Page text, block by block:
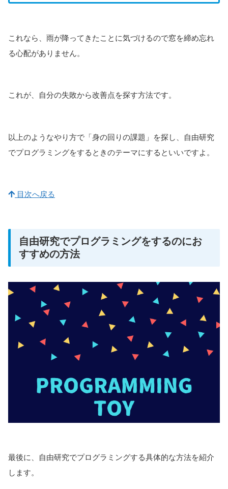
これなら、雨が降ってきたことに気づけるので窓を締め忘れ
る心配がありません。
これが、自分の失敗から改善点を探す方法です。
以上のようなやり方で「身の回りの課題」を探し、自由研究
でプログラミングをするときのテーマにするといいですよ。
目次へ戻る
自由研究でプログラミングをするのにお
すすめの方法
最後に、自由研究でプログラミングする具体的な方法を紹介
します。